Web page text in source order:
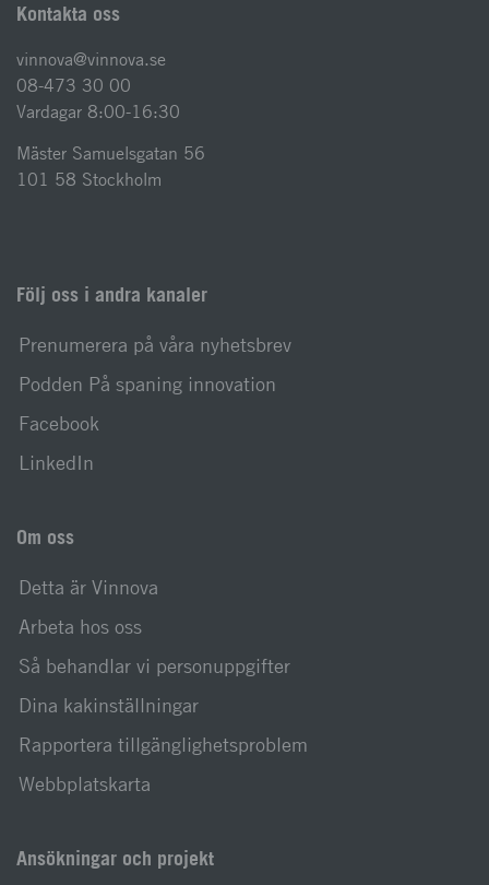
Kontakta oss
vinnova@vinnova.se
08-473 30 00
Vardagar 8:00-16:30
Mäster Samuelsgatan 56
101 58 Stockholm
Följ oss i andra kanaler
Prenumerera på våra nyhetsbrev
Podden På spaning innovation
Facebook
LinkedIn
Om oss
Detta är Vinnova
Arbeta hos oss
Så behandlar vi personuppgifter
Dina kakinställningar
Rapportera tillgänglighetsproblem
Webbplatskarta
Ansökningar och projekt